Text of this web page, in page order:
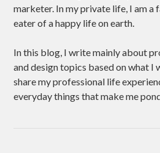
marketer. In my private life, I am a
eater of a happy life on earth.
In this blog, I write mainly about
and design topics based on what I
share my professional life
everyday things that make me